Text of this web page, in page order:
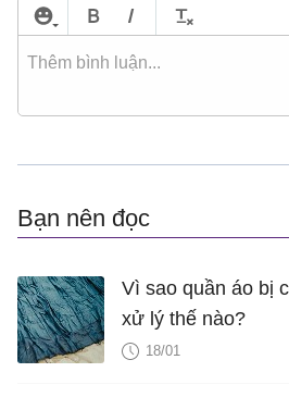
Bạn nên đọc
Vì sao quần áo bị
xử lý thế nào?
18/01